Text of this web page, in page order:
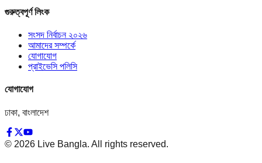
গুরুত্বপূর্ণ লিংক
সংসদ নির্বাচন ২০২৬
আমাদের সম্পর্কে
যোগাযোগ
প্রাইভেসি পলিসি
যোগাযোগ
ঢাকা, বাংলাদেশ
© 2026 Live Bangla. All rights reserved.